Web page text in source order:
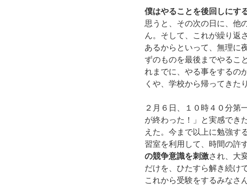
僕はやることを後回しにす
思うと、その次の日に、他
ん。そして、これが繰り返
あるからといって、無理に
ずのものを最後までやるこ
れまでに、やる事をするの
くや、学校から帰ってきた
２月６日、１０時４０分第
が終わった！」と実感でき
えた。今まで以上に勉強す
習室を利用して、時間の許
の競争意識を刺激され、大
だけを、ひたすら解き続け
これから受験をするみなさ